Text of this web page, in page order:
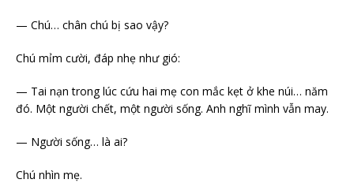
— Chú… chân chú bị sao vậy?
Chú mỉm cười, đáp nhẹ như gió:
— Tai nạn trong lúc cứu hai mẹ con mắc kẹt ở khe núi… năm
đó. Một người chết, một người sống. Anh nghĩ mình vẫn may.
— Người sống… là ai?
Chú nhìn mẹ.